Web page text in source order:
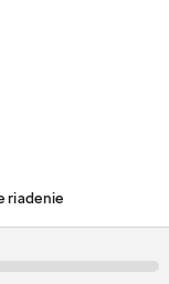
riadenie